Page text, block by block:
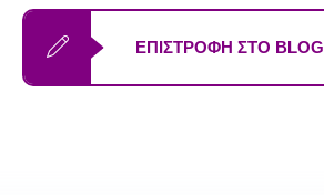
ΕΠΙΣΤΡΟΦΗ ΣΤΟ BLOG